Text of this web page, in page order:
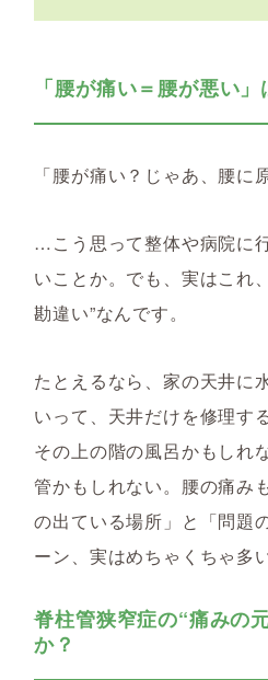
「腰が痛い＝腰が悪い
「腰が痛い？じゃあ、腰に
…こう思って整体や病院に
いことか。でも、実はこれ
勘違い”なんです。
たとえるなら、家の天井に
いって、天井だけを修理す
その上の階の風呂かもしれ
管かもしれない。腰の痛み
の出ている場所」と「問題
ーン、実はめちゃくちゃ多
脊柱管狭窄症の“痛みの
か？